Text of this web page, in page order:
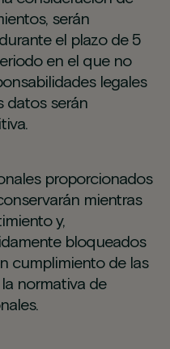
serán
el plazo de 5
en el que no
legales
datos serán
proporcionados
mientras
y,
bloqueados
cumplimiento de las
normativa de